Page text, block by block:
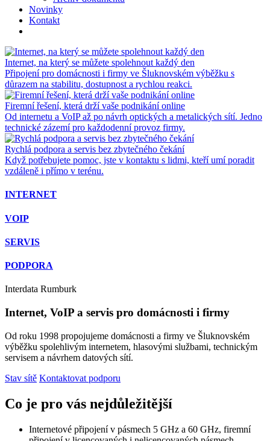
Novinky
Kontakt
Internet, na který se můžete spolehnout každý den
Připojení pro domácnosti i firmy ve Šluknovském výběžku s
důrazem na stabilitu, dostupnost a rychlou reakci.
Firemní řešení, která drží vaše podnikání online
Od internetu a VoIP až po návrh optických a metalických sítí. Jedno
technické zázemí pro každodenní provoz firmy.
Rychlá podpora a servis bez zbytečného čekání
Když potřebujete pomoc, jste v kontaktu s lidmi, kteří umí poradit
vzdáleně i přímo v terénu.
INTERNET
VOIP
SERVIS
PODPORA
Interdata Rumburk
Internet, VoIP a servis pro domácnosti i firmy
Od roku 1998 propojujeme domácnosti a firmy ve Šluknovském
výběžku spolehlivým internetem, hlasovými službami, technickým
servisem a návrhem datových sítí.
Stav sítě Kontaktovat podporu
Co je pro vás nejdůležitější
Internetové připojení v pásmech 5 GHz a 60 GHz, firemní